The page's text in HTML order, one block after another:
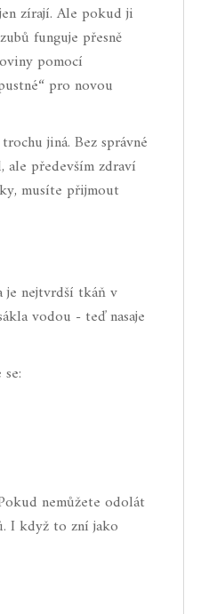
zírají. Ale pokud ji
funguje přesně
pomocí
pro novou
jiná. Bez správné
ale především zdraví
musíte přijmout
je nejtvrdší tkáň v
vodou - teď nasaje
nemůžete odolát
I když to zní jako